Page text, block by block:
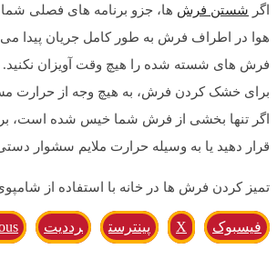
اگر شستن فرش ها، جزو برنامه های فصلی
هوا در اطراف فرش به طور کامل جریان پیدا
فرش های شسته شده را هیچ وقت آویزان نکنید.
برای خشک کردن فرش، به هیچ وجه از حرارت
اگر تنها بخشی از فرش شما خیس شده است،
قرار دهید یا به وسیله حرارت ملایم سشوار
تمیز کردن فرش ها در خانه با استفاده از
فیسبوک X پینترست رددیت